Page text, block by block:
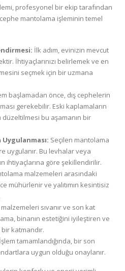
profesyonel bir ekip tarafından
cephe mantolama işleminin temel
İlk adım, evinizin mevcut
İhtiyaçlarınızı belirlemek ve en
seçmek için bir uzmana
başlamadan önce, dış cephelerin
gerekebilir. Eski kaplamaların
düzeltilmesi bu aşamanın bir
Seçilen mantolama
uygulanır. Bu levhalar veya
ihtiyaçlarına göre şekillendirilir.
malzemeleri arasındaki
mühürlenir ve yalıtımın kesintisiz
malzemeleri sıvanır ve son kat
binanın estetiğini iyileştiren ve
katmandır.
İşlem tamamlandığında, bir son
uygun olduğu onaylanır.